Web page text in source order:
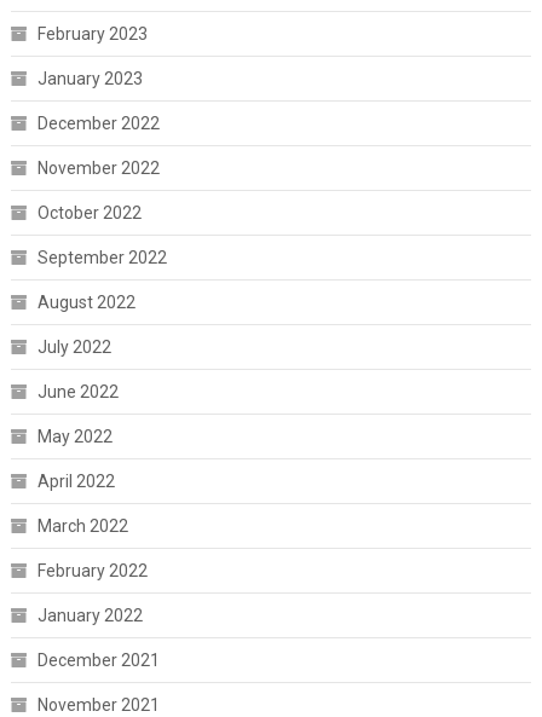
February 2023
January 2023
December 2022
November 2022
October 2022
September 2022
August 2022
July 2022
June 2022
May 2022
April 2022
March 2022
February 2022
January 2022
December 2021
November 2021